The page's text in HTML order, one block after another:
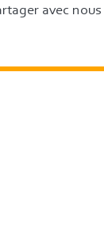
avec